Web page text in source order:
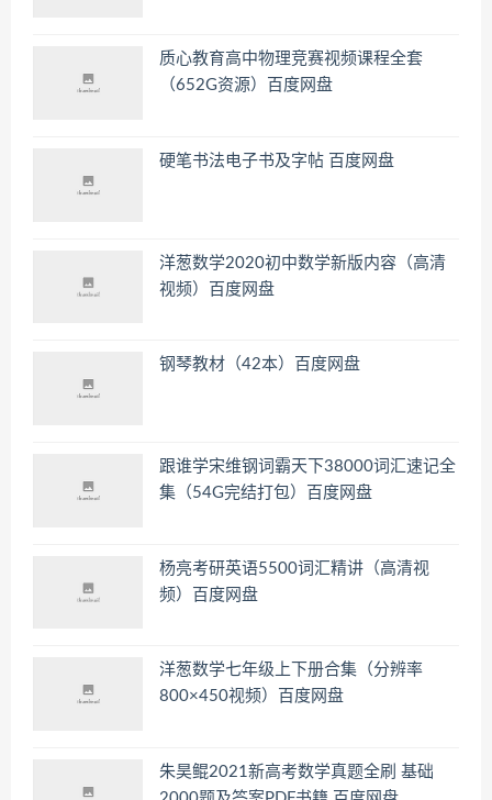
质心教育高中物理竞赛视频课程全套
（652G资源）百度网盘
硬笔书法电子书及字帖 百度网盘
洋葱数学2020初中数学新版内容（高清
视频）百度网盘
钢琴教材（42本）百度网盘
跟谁学宋维钢词霸天下38000词汇速记全
集（54G完结打包）百度网盘
杨亮考研英语5500词汇精讲（高清视
频）百度网盘
洋葱数学七年级上下册合集（分辨率
800×450视频）百度网盘
朱昊鲲2021新高考数学真题全刷 基础